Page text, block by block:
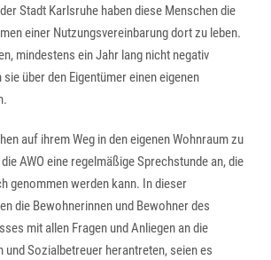
Stadt Karlsruhe haben diese Menschen die
einer Nutzungsvereinbarung dort zu leben.
mindestens ein Jahr lang nicht negativ
über den Eigentümer einen eigenen
auf ihrem Weg in den eigenen Wohnraum zu
AWO eine regelmäßige Sprechstunde an, die
genommen werden kann. In dieser
die Bewohnerinnen und Bewohner des
mit allen Fragen und Anliegen an die
und Sozialbetreuer herantreten, seien es